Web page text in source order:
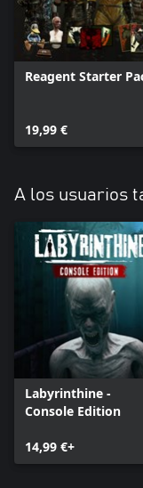
Reagent Starter
19,99 €
A los usuarios
Labyrinthine -
Console Edition
14,99 €+